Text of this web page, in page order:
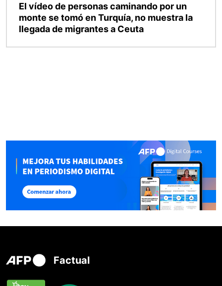
El vídeo de personas caminando por un
monte se tomó en Turquía, no muestra la
llegada de migrantes a Ceuta
Factual